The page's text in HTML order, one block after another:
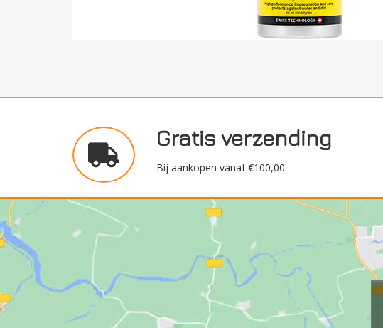
Gratis verzending
Bij aankopen vanaf €100,00.